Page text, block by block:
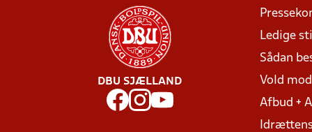
DBU SJÆLLAND
Ledige
Sådan
Vold
Afbud +